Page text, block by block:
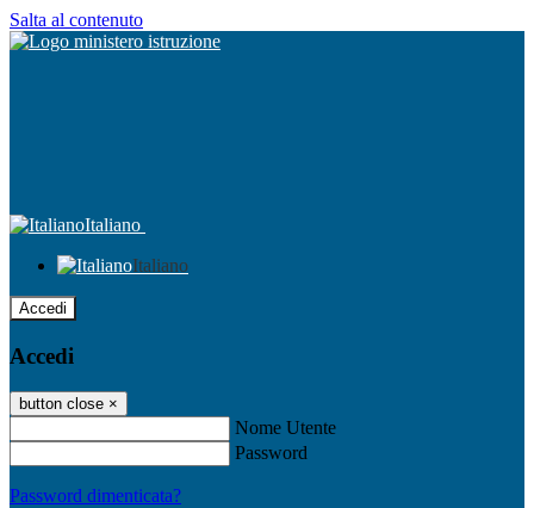
Salta al contenuto
Italiano
Italiano
Accedi
Accedi
button close ×
Nome Utente
Password
Password dimenticata?